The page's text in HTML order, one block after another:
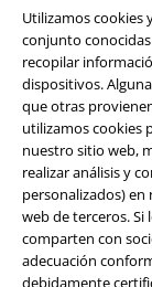
Utilizamos cookies
conjunto
recopilar
dispositivos.
que otras
utilizamos cookies
nuestro sitio web,
realizar análisis y
personalizados) en
web de terceros. Si
comparten con
adecuación
debidamente
¡Descarga la
A